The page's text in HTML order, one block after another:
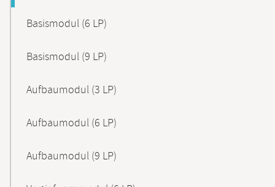
Basismodul (6 LP)
Basismodul (9 LP)
Aufbaumodul (3 LP)
Aufbaumodul (6 LP)
Aufbaumodul (9 LP)